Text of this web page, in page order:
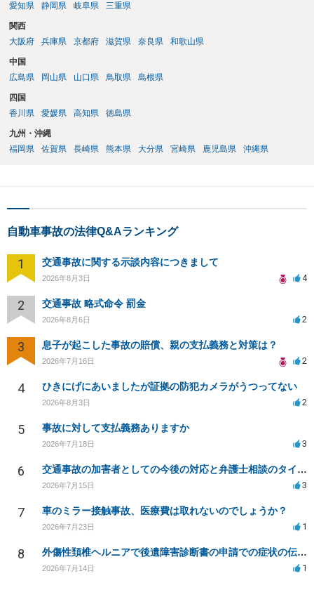
愛知県
静岡県 岐阜県 三重県
関西
大阪府
兵庫県 京都府 滋賀県 奈良県 和歌山県
中国
広島県
岡山県 山口県 鳥取県 島根県
四国
香川県
愛媛県 高知県 徳島県
九州・沖縄
福岡県
佐賀県 長崎県 熊本県 大分県 宮崎県 鹿児島県 沖縄県
自動車事故の法律Q&Aランキング
1 交通事故に関する示談内容につきまして
2026年8月3日 4
2 交通事故 略式命令 罰金
2026年8月6日 2
3 息子が起こした事故の賠償、親の支払義務と対策は？
2026年7月16日 2
4 ひきにげにあいましたが証拠の防犯カメラがうつってない
2026年8月3日 2
5 事故に対して支払義務ありますか
2026年7月18日 3
6 交通事故の加害者としての今後の対応と弁護士相談のタイミングは？
2026年7月15日 3
7 車のミラー接触事故、医療費は取れないのでしょうか？
2026年7月23日 1
8 外傷性頚椎ヘルニアで後遺障害診断書の申請での症状の伝え方等
2026年7月14日 1